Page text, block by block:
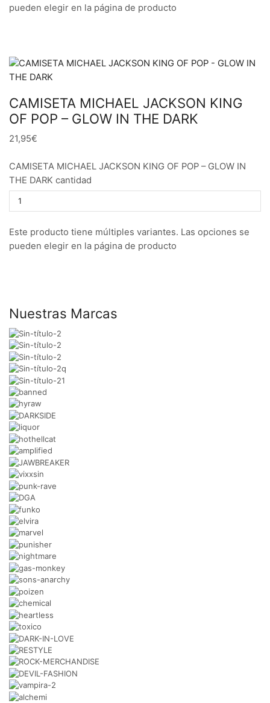
pueden elegir en la página de producto
CAMISETA MICHAEL JACKSON KING
OF POP – GLOW IN THE DARK
21,95€
CAMISETA MICHAEL JACKSON KING OF POP – GLOW IN
THE DARK cantidad
Este producto tiene múltiples variantes. Las opciones se
pueden elegir en la página de producto
Nuestras Marcas